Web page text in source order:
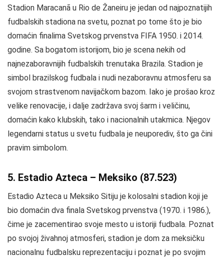
Stadion Maracanã u Rio de Žaneiru je jedan od najpoznatijih
fudbalskih stadiona na svetu, poznat po tome što je bio
domaćin finalima Svetskog prvenstva FIFA 1950. i 2014.
godine. Sa bogatom istorijom, bio je scena nekih od
najnezaboravnijih fudbalskih trenutaka Brazila. Stadion je
simbol brazilskog fudbala i nudi nezaboravnu atmosferu sa
svojom strastvenom navijačkom bazom. Iako je prošao kroz
velike renovacije, i dalje zadržava svoj šarm i veličinu,
domaćin kako klubskih, tako i nacionalnih utakmica. Njegov
legendarni status u svetu fudbala je neuporediv, što ga čini
pravim simbolom.
5. Estadio Azteca – Meksiko (87.523)
Estadio Azteca u Meksiko Sitiju je kolosalni stadion koji je
bio domaćin dva finala Svetskog prvenstva (1970. i 1986.),
čime je zacementirao svoje mesto u istoriji fudbala. Poznat
po svojoj živahnoj atmosferi, stadion je dom za meksičku
nacionalnu fudbalsku reprezentaciju i poznat je po svojim